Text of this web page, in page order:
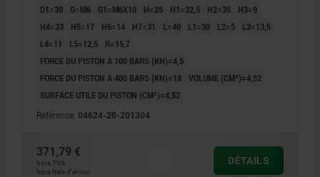
D1=30
G=M6 G1=M6X10 H=25 H1=32,5 H2=35
H3=9
H4=33
H5=17 H6=14 H7=31 L=40 L1=30 L2=5
L3=13,5
L4=11
L5=12,5
R=15,7
FORCE DU PISTON À 100 BARS (KN)=4,5
FORCE DU PISTON À 400 BARS (KN)=18 VOLUME (CM³)=4,52
SURFACE UTILE DU PISTON (CM²)=4,52
Référence: 04624-20-201304
371,79 €
hors TVA
hors frais d’envoi
DÉTAILS